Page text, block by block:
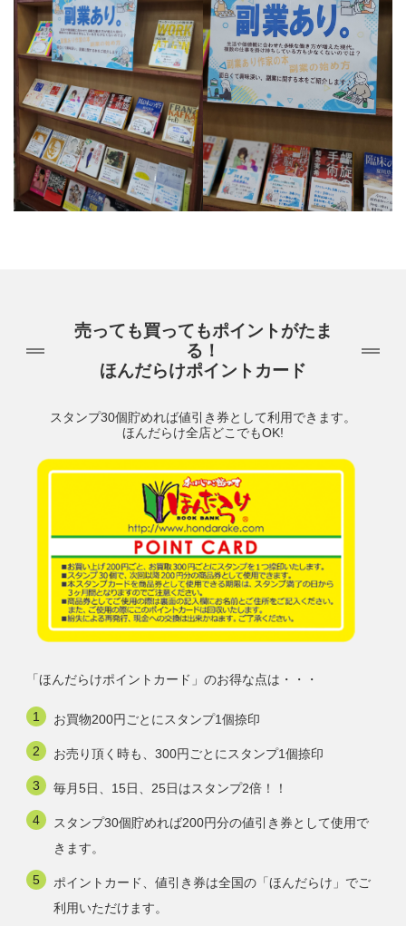
売っても買ってもポイントがたま
る！
ほんだらけポイントカード
スタンプ30個貯めれば値引き券として利用できます。
ほんだらけ全店どこでもOK!
「ほんだらけポイントカード」のお得な点は・・・
お買物200円ごとにスタンプ1個捺印
お売り頂く時も、300円ごとにスタンプ1個捺印
毎月5日、15日、25日はスタンプ2倍！！
スタンプ30個貯めれば200円分の値引き券として使用で
きます。
ポイントカード、値引き券は全国の「ほんだらけ」でご
利用いただけます。